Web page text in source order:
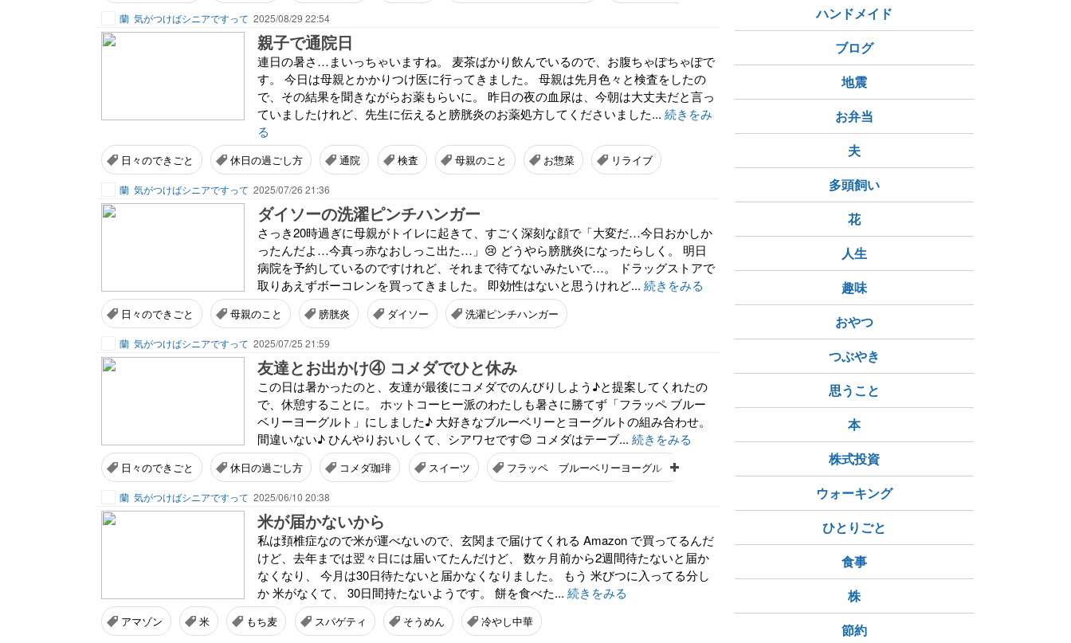
蘭 気がつけばシニアですって 2025/08/29 22:54
親子で通院日
連日の暑さ…まいっちゃいますね。 麦茶ばかり飲んでいるので、お腹ちゃぽちゃぽで
す。 今日は母親とかかりつけ医に行ってきました。 母親は先月色々と検査をしたの
で、その結果を聞きながらお薬もらいに。 昨日の夜の血尿は、今朝は大丈夫だと言っ
ていましたけれど、先生に伝えると膀胱炎のお薬処方してくださいました... 続きをみ
る
日々のできごと 休日の過ごし方 通院 検査 母親のこと お惣菜 リライブ
蘭 気がつけばシニアですって 2025/07/26 21:36
ダイソーの洗濯ピンチハンガー
さっき20時過ぎに母親がトイレに起きて、すごく深刻な顔で「大変だ…今日おかしか
ったんだよ…今真っ赤なおしっこ出た…」😢 どうやら膀胱炎になったらしく。 明日
病院を予約しているのですけれど、それまで待てないみたいで…。 ドラッグストアで
取りあえずボーコレンを買ってきました。 即効性はないと思うけれど... 続きをみる
日々のできごと 母親のこと 膀胱炎 ダイソー 洗濯ピンチハンガー
蘭 気がつけばシニアですって 2025/07/25 21:59
友達とお出かけ④ コメダでひと休み
この日は暑かったのと、友達が最後にコメダでのんびりしよう♪と提案してくれたの
で、休憩することに。 ホットコーヒー派のわたしも暑さに勝てず「フラッペ ブルー
ベリーヨーグルト」にしました♪ 大好きなブルーベリーとヨーグルトの組み合わせ。
間違いない♪ ひんやりおいしくて、シアワセです😊 コメダはテーブ... 続きをみる
日々のできごと 休日の過ごし方 コメダ珈琲 スイーツ フラッペ ブルーベリーヨーグルト ブルーベリーヨーグルト
蘭 気がつけばシニアですって 2025/06/10 20:38
米が届かないから
私は頚椎症なので米が運べないので、玄関まで届けてくれる Amazon で買ってるんだ
けど、去年までは翌々日には届いてたんだけど、 数ヶ月前から2週間待たないと届か
なくなり、 今月は30日待たないと届かなくなりました。 もう 米びつに入ってる分し
か 米がなくて、 30日間持たないようです。 餅を食べた... 続きをみる
アマゾン 米 もち麦 スパゲティ そうめん 冷やし中華
ハンドメイド
ブログ
地震
お弁当
夫
多頭飼い
花
人生
趣味
おやつ
つぶやき
思うこと
本
株式投資
ウォーキング
ひとりごと
食事
株
節約